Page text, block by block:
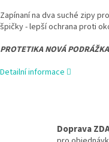
Zapínaní na dva suché zipy
špičky - lepší ochrana proti
PROTETIKA NOVÁ
Detailní informace
Doprava